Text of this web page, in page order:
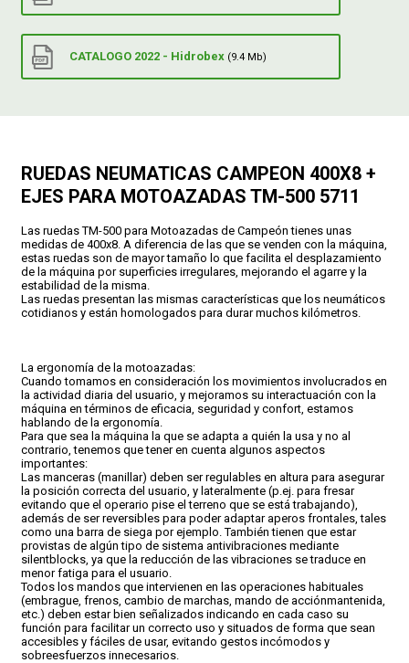
CATALOGO 2022 - Hidrobex (9.4 Mb)
RUEDAS NEUMATICAS CAMPEON 400X8 +
EJES PARA MOTOAZADAS TM-500 5711
Las ruedas TM-500 para Motoazadas de Campeón tienes unas
medidas de 400x8. A diferencia de las que se venden con la máquina,
estas ruedas son de mayor tamaño lo que facilita el desplazamiento
de la máquina por superficies irregulares, mejorando el agarre y la
estabilidad de la misma.
Las ruedas presentan las mismas características que los neumáticos
cotidianos y están homologados para durar muchos kilómetros.
La ergonomía de la motoazadas:
Cuando tomamos en consideración los movimientos involucrados en
la actividad diaria del usuario, y mejoramos su interactuación con la
máquina en términos de eficacia, seguridad y confort, estamos
hablando de la ergonomía.
Para que sea la máquina la que se adapta a quién la usa y no al
contrario, tenemos que tener en cuenta algunos aspectos
importantes:
Las manceras (manillar) deben ser regulables en altura para asegurar
la posición correcta del usuario, y lateralmente (p.ej. para fresar
evitando que el operario pise el terreno que se está trabajando),
además de ser reversibles para poder adaptar aperos frontales, tales
como una barra de siega por ejemplo. También tienen que estar
provistas de algún tipo de sistema antivibraciones mediante
silentblocks, ya que la reducción de las vibraciones se traduce en
menor fatiga para el usuario.
Todos los mandos que intervienen en las operaciones habituales
(embrague, frenos, cambio de marchas, mando de acciónmantenida,
etc.) deben estar bien señalizados indicando en cada caso su
función para facilitar un correcto uso y situados de forma que sean
accesibles y fáciles de usar, evitando gestos incómodos y
sobreesfuerzos innecesarios.
ENVÍOS
DEVOLUCIONES
CONDICIONES